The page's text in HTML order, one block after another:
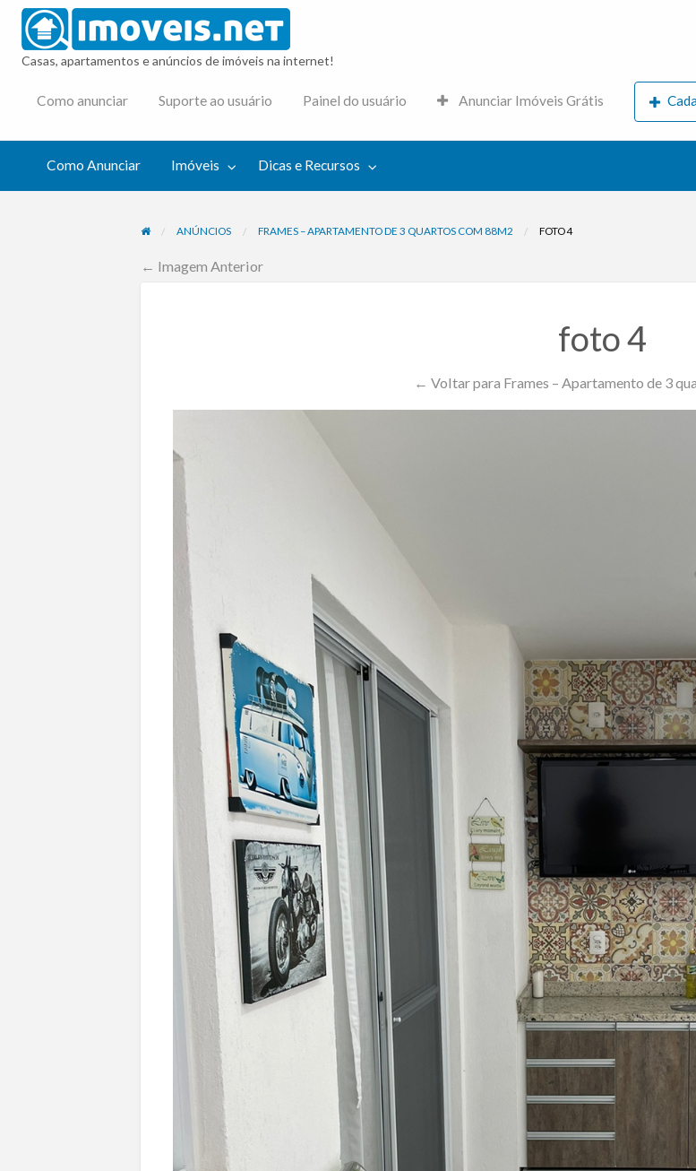
Casas, apartamentos e anúncios de imóveis na internet!
Como anunciar Suporte ao usuário Painel do usuário Anunciar Imóveis Grátis
Como Anunciar Imóveis Dicas e Recursos
ANÚNCIOS FRAMES – APARTAMENTO DE 3 QUARTOS COM 88M2 FOTO 4
← Imagem Anterior
foto 4
← Voltar para Frames – Apartamento de 3